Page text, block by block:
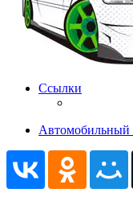
Ссылки
Автомобильный